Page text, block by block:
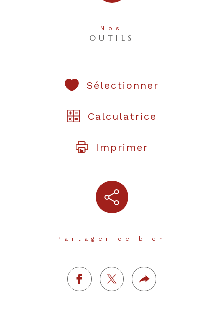
Nos
OUTILS
Sélectionner
Calculatrice
Imprimer
Partager ce bien